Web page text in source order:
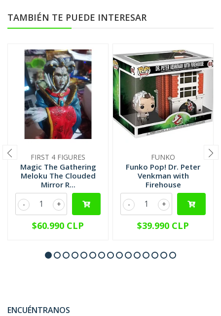
TAMBIÉN TE PUEDE INTERESAR
FIRST 4 FIGURES
Magic The Gathering
Meloku The Clouded
Mirror R...
+
-
$60.990 CLP
FUNKO
Funko Pop! Dr. Peter
Venkman with
Firehouse
+
-
$39.990 CLP
ENCUÉNTRANOS